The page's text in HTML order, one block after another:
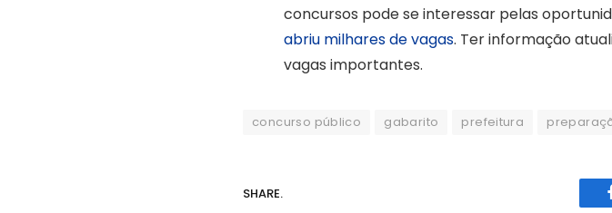
concursos pode se interessar pelas
abriu milhares de vagas. Ter informação
vagas importantes.
concurso público gabarito prefeitura
SHARE.